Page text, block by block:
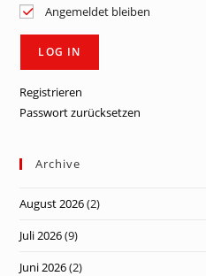
Angemeldet bleiben
Registrieren
Passwort zurücksetzen
Archive
August 2026(2)
Juli 2026(9)
Juni 2026(2)